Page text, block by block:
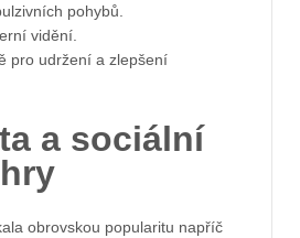
pohybů.
vidění.
pro udržení a zlepšení
a sociální
obrovskou popularitu napříč